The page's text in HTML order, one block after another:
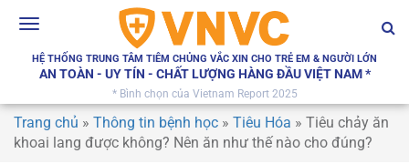
Toggle
HỆ THỐNG TRUNG TÂM TIÊM CHỦNG VẮC XIN CHO TRẺ EM & NGƯỜI LỚN
AN TOÀN - UY TÍN - CHẤT LƯỢNG HÀNG ĐẦU VIỆT NAM *
* Bình chọn của Vietnam Report 2025
Trang chủ » Thông tin bệnh học » Tiêu Hóa » Tiêu chảy ăn
khoai lang được không? Nên ăn như thế nào cho đúng?